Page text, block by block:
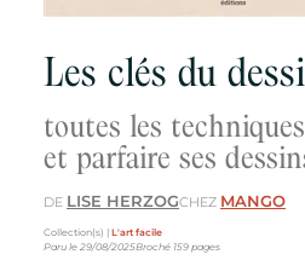
Les clés du
toutes les
et parfaire ses
DE LISE HERZOGCHEZ MANGO
Collection(s) | L'art facile
Paru le 29/08/2025Broché 159 pages